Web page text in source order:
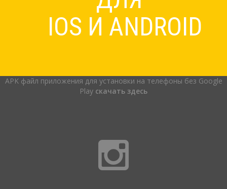
IOS И ANDROID
APK файл приложения для установки на телефоны без Google
Play скачать здесь